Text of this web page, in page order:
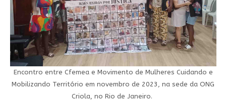
Encontro entre Cfemea e Movimento de Mulheres Cuidando e
Mobilizando Território em novembro de 2023, na sede da ONG
Criola, no Rio de Janeiro.